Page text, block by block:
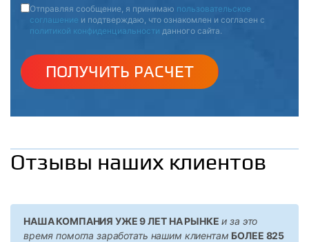
Отправляя сообщение, я принимаю пользовательское
соглашение и подтверждаю, что ознакомлен и согласен с
политикой конфиденциальности данного сайта.
ПОЛУЧИТЬ РАСЧЕТ
Отзывы наших клиентов
НАША КОМПАНИЯ УЖЕ 9 ЛЕТ НА РЫНКЕ и за это
время помогла заработать нашим клиентам БОЛЕЕ 825